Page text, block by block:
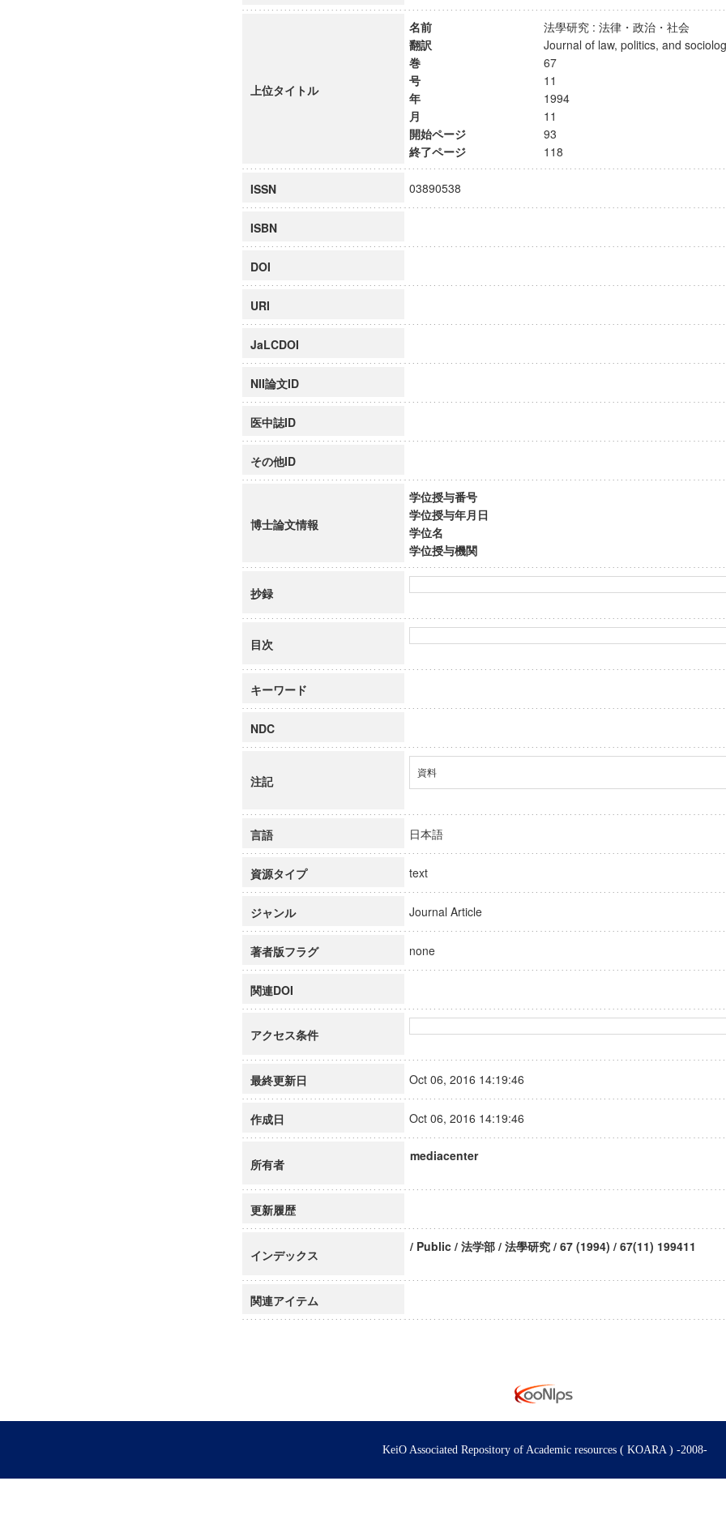
慶應義塾大学グローバルCOEプログラム論理と感性の先端的教育研究拠点
博士課程教育リーディングプログラム「超成熟社会発展のサイエンス」
上位タイトル
名前
法學研究 : 法律・政治・社会
翻訳
Journal of law, politics, and
巻
67
号
11
年
1994
月
11
開始ページ
93
終了ページ
118
ISSN 03890538
ISBN
DOI
URI
JaLCDOI
NII論文ID
医中誌ID
その他ID
博士論文情報
学位授与番号
学位授与年月日
学位名
学位授与機関
抄録
目次
キーワード
NDC
注記
資料
言語 日本語
資源タイプ text
ジャンル Journal Article
著者版フラグ none
関連DOI
アクセス条件
最終更新日 Oct 06, 2016 14:19:46
作成日 Oct 06, 2016 14:19:46
所有者
mediacenter
更新履歴
インデックス
/ Public / 法学部 / 法學研究 / 67 (1994) / 67(11) 199411
関連アイテム
KeiO Associated Repository of Academic resources ( KOARA ) -2008-